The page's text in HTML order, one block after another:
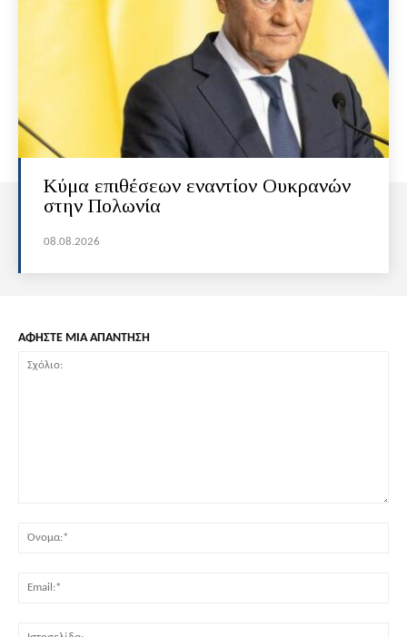
Κύμα επιθέσεων εναντίον Ουκρανών
στην Πολωνία
08.08.2026
ΑΦΗΣΤΕ ΜΙΑ ΑΠΑΝΤΗΣΗ